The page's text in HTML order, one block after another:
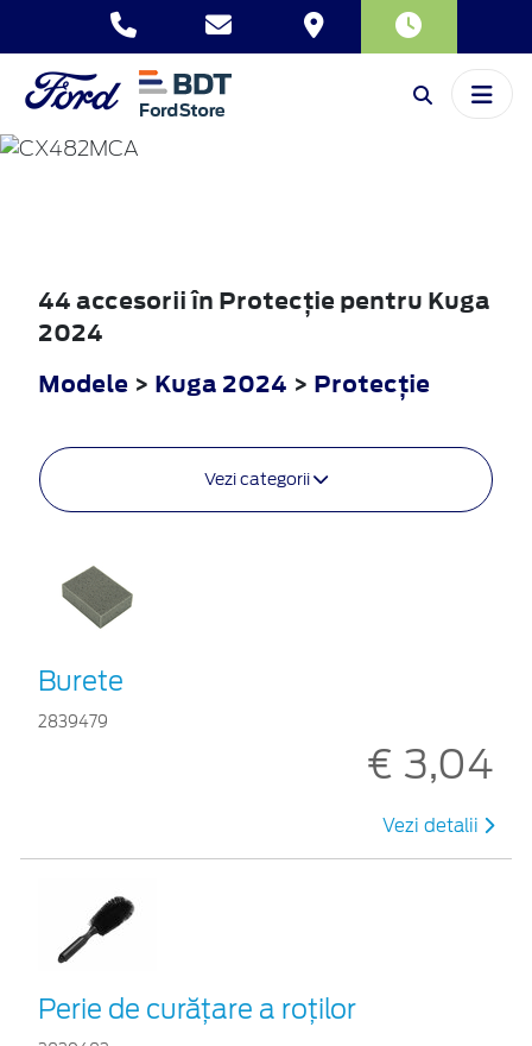
KUGA
44 accesorii în Protecţie pentru Kuga
2024
Modele > Kuga 2024 > Protecţie
Vezi categorii
Burete
2839479
€ 3,04
Vezi detalii
Perie de curățare a roților